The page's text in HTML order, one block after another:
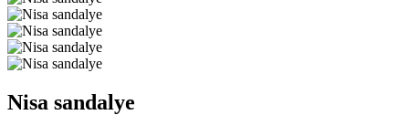
Nisa sandalye